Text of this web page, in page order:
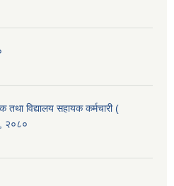
तथा विद्यालय सहायक कर्मचारी (
२०८०